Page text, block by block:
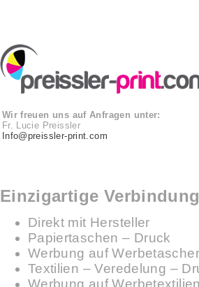
Wir freuen uns auf Anfragen unter:
Fr. Lucie Preissler
Info@preissler-print.com
Einzigartige
Direkt mit Hersteller
Papiertaschen – Druck
Werbung auf
Textilien – Veredelung –
Werbung auf